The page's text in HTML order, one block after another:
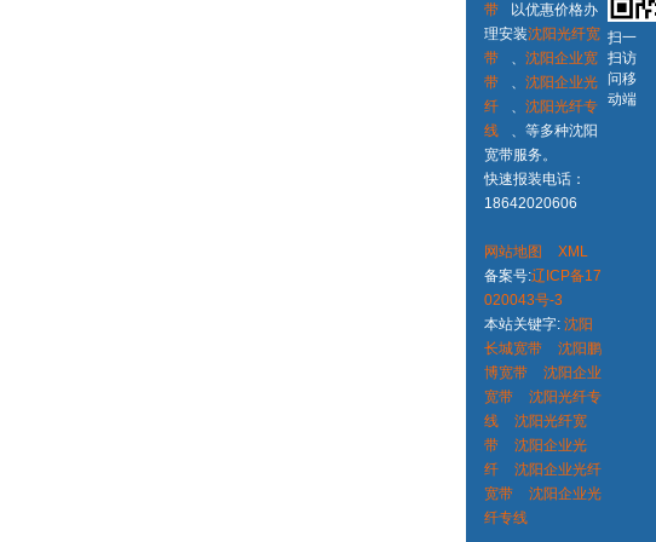
带
以优惠价格办
理安装沈阳光纤宽
带
、 沈阳企业宽
带
、 沈阳企业光
纤
、 沈阳光纤专
线
、等多种沈阳
宽带服务。
快速报装电话：
18642020606
网站地图
XML
备案号:辽ICP备17
020043号-3
本站关键字: 沈阳
长城宽带
沈阳鹏
博宽带
沈阳企业
宽带
沈阳光纤专
线
沈阳光纤宽
带
沈阳企业光
纤
沈阳企业光纤
宽带
沈阳企业光
纤专线
扫一
扫访
问移
动端